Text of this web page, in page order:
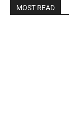
MOST READ